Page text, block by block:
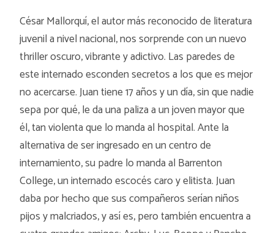
César Mallorquí, el autor más reconocido de literatura
juvenil a nivel nacional, nos sorprende con un nuevo
thriller oscuro, vibrante y adictivo. Las paredes de
este internado esconden secretos a los que es mejor
no acercarse. Juan tiene 17 años y un día, sin que nadie
sepa por qué, le da una paliza a un joven mayor que
él, tan violenta que lo manda al hospital. Ante la
alternativa de ser ingresado en un centro de
internamiento, su padre lo manda al Barrenton
College, un internado escocés caro y elitista. Juan
daba por hecho que sus compañeros serían niños
pijos y malcriados, y así es, pero también encuentra a